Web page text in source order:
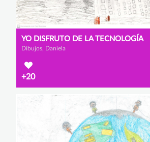
YO DISFRUTO DE LA TECNOLOGÍA
Dibujos, Daniela
+20